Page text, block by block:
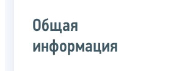
Общая
информация